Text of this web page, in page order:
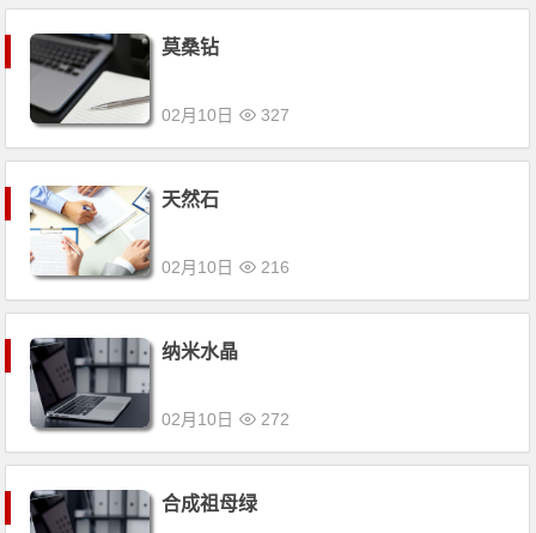
莫桑钻
02月10日 327
天然石
02月10日 216
纳米水晶
02月10日 272
合成祖母绿